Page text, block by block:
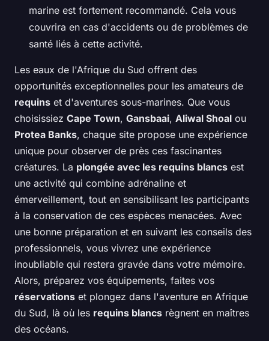
marine est fortement recommandé. Cela vous
couvrira en cas d'accidents ou de problèmes de
santé liés à cette activité.
Les eaux de l'Afrique du Sud offrent des
opportunités exceptionnelles pour les amateurs de
requins et d'aventures sous-marines. Que vous
choisissiez Cape Town, Gansbaai, Aliwal Shoal ou
Protea Banks, chaque site propose une expérience
unique pour observer de près ces fascinantes
créatures. La plongée avec les requins blancs est
une activité qui combine adrénaline et
émerveillement, tout en sensibilisant les participants
à la conservation de ces espèces menacées. Avec
une bonne préparation et en suivant les conseils des
professionnels, vous vivrez une expérience
inoubliable qui restera gravée dans votre mémoire.
Alors, préparez vos équipements, faites vos
réservations et plongez dans l'aventure en Afrique
du Sud, là où les requins blancs règnent en maîtres
des océans.